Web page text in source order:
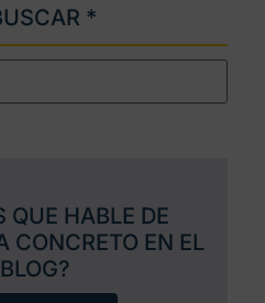
*
QUE HABLE DE
CONCRETO EN EL
BLOG?